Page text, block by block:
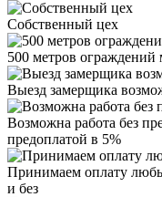
Собственный цех
500 метров ограждений
Выезд замерщика
Возможна работа без
предоплатой в 5%
Принимаем оплату
и без